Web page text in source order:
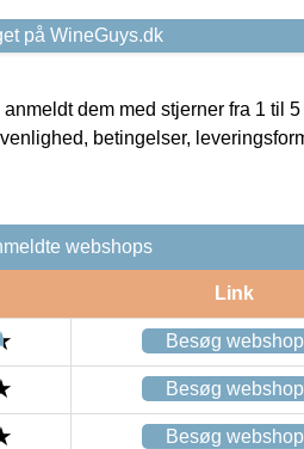
på WineGuys.dk
dem med stjerner fra 1 til
betingelser,
webshops
Link
Besøg webshop
Besøg webshop
Besøg webshop